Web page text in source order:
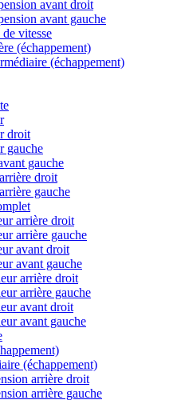
avant droit
avant gauche
vitesse
(échappement)
(échappement)
droit
gauche
gauche
droit
gauche
arrière droit
arrière gauche
avant droit
avant gauche
arrière droit
arrière gauche
avant droit
avant gauche
(échappement)
arrière droit
arrière gauche